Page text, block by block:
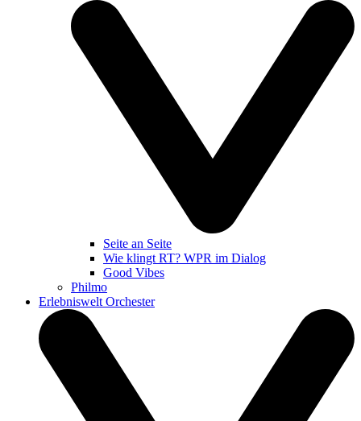
Seite an Seite
Wie klingt RT? WPR im Dialog
Good Vibes
Philmo
Erlebniswelt Orchester